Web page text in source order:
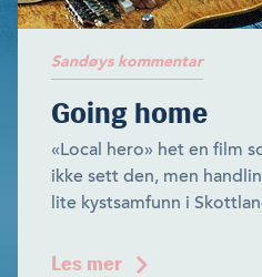
Sandøys kommentar
Going home
«Local hero» het en film
ikke sett den, men
lite kystsamfunn i
Les mer